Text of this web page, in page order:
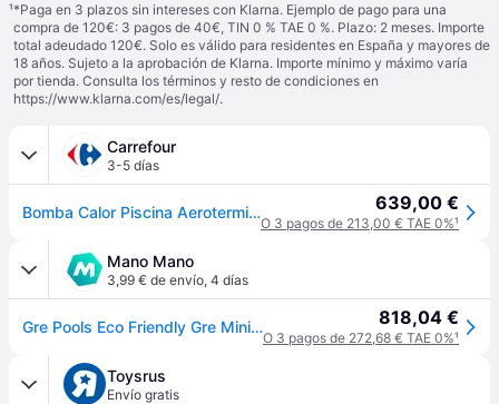
¹*Paga en 3 plazos sin intereses con Klarna. Ejemplo de pago para una
compra de 120€: 3 pagos de 40€, TIN 0 % TAE 0 %. Plazo: 2 meses. Importe
total adeudado 120€. Solo es válido para residentes en España y mayores de
18 años. Sujeto a la aprobación de Klarna. Importe mínimo y máximo varía
por tienda. Consulta los términos y resto de condiciones en
https://www.klarna.com/es/legal/.
Carrefour
3-5 días
Bomba Calor Piscina Aerotermia Mini On-off Gre - 4,2kw 639,00 €
O 3 pagos de 213,00 € TAE 0%¹
Mano Mano
3,99 € de envío, 4 días
Gre Pools Eco Friendly Gre Mini Bomba De Calor 30 M³ 818,04 €
O 3 pagos de 272,68 € TAE 0%¹
Toysrus
Envío gratis